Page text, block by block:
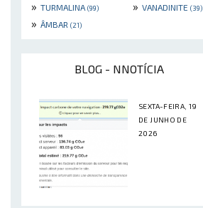
» TURMALINA (99) » VANADINITE (39)
» ÂMBAR (21)
BLOG - NNOTÍCIA
SEXTA-FEIRA, 19
DE JUNHO DE
2026